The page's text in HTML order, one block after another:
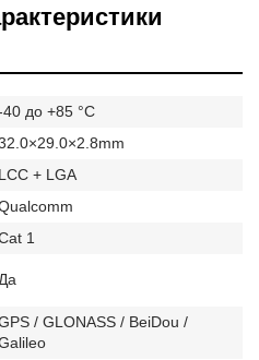
40 до +85 °C
LCC + LGA
1
Да
/ GLONASS / BeiDou /